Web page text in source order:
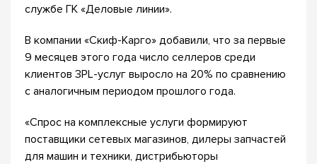
службе ГК «Деловые линии».
В компании «Скиф-Карго» добавили, что за первые
9 месяцев этого года число селлеров среди
клиентов 3PL-услуг выросло на 20% по сравнению
с аналогичным периодом прошлого года.
«Спрос на комплексные услуги формируют
поставщики сетевых магазинов, дилеры запчастей
для машин и техники, дистрибьюторы